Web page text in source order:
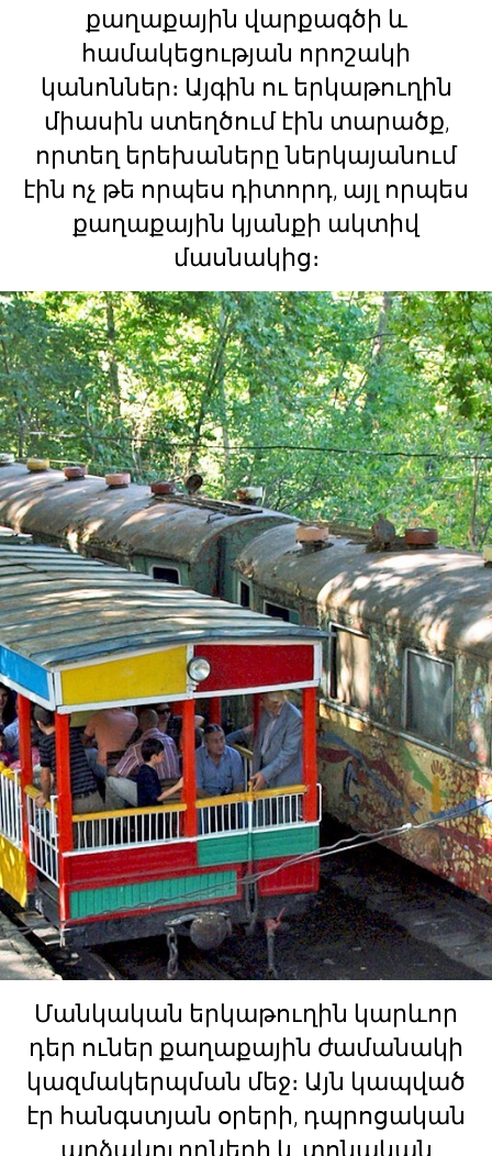
քաղաքային վարքագծի և
համակեցության որոշակի
կանոններ։ Այգին ու երկաթուղին
միասին ստեղծում էին տարածք,
որտեղ երեխաները ներկայանում
էին ոչ թե որպես դիտորդ, այլ որպես
քաղաքային կյանքի ակտիվ
մասնակից։
Մանկական երկաթուղին կարևոր
դեր ուներ քաղաքային ժամանակի
կազմակերպման մեջ։ Այն կապված
էր հանգստյան օրերի, դպրոցական
արձակուրդների և տոնական